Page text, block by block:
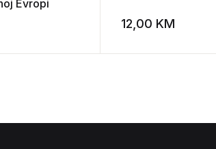
Evropi
Add to wishlist
12,00 KM